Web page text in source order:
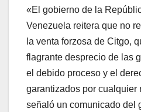
«El gobierno de la
Venezuela reitera que no
la venta forzosa de Citgo,
flagrante desprecio de las
el debido proceso y el
garantizados por cualquier
señaló un comunicado del